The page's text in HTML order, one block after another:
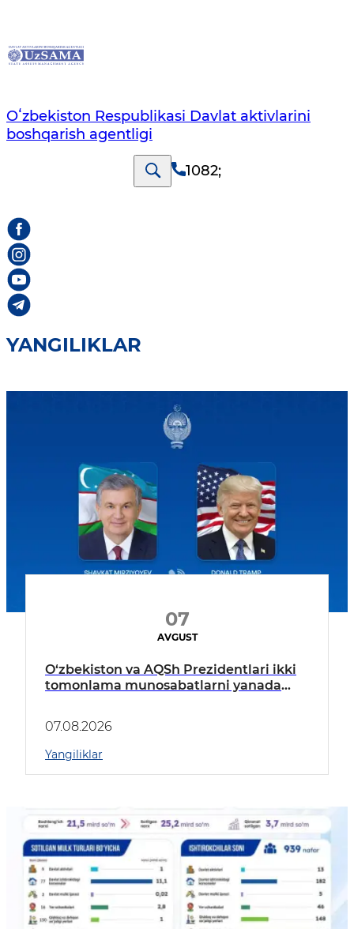
Oʻzbekiston Respublikasi Davlat aktivlarini
boshqarish agentligi
1082;
YANGILIKLAR
07
AVGUST
O‘zbekiston va AQSh Prezidentlari ikki
tomonlama munosabatlarni yanada
07.08.2026
Yangiliklar